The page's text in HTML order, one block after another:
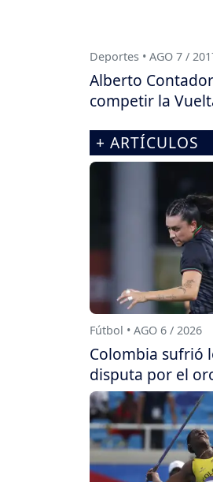
Deportes • AGO 7 /
Alberto
competir la
+ ARTÍCULOS
Fútbol • AGO 6 / 2026
Colombia sufrió
disputa por el